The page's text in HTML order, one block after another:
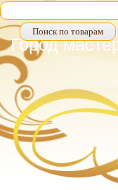
Город